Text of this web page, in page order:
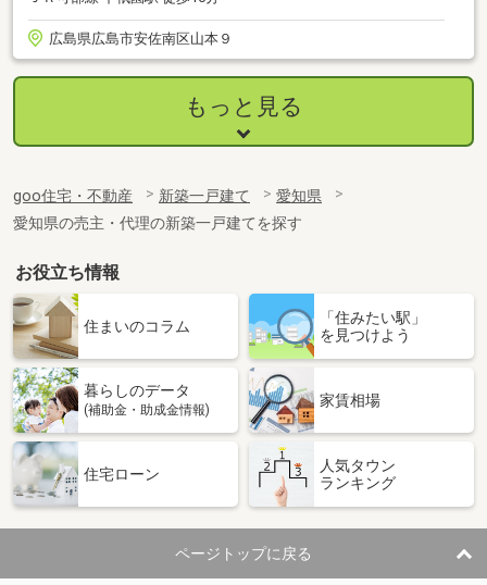
広島県広島市安佐南区山本９
もっと見る
goo住宅・不動産 新築一戸建て
愛知県
愛知県の売主・代理の新築一戸建てを探す
お役立ち情報
住まいのコラム
「住みたい駅」
を見つけよう
暮らしのデータ
(補助金・助成金情報)
家賃相場
住宅ローン
人気タウン
ランキング
ページトップに戻る